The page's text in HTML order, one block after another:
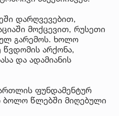
დარღვევებით,
მოქცევით, რუსეთი
გარემოს. ხოლო
არქონა,
და ადამიანის
ფუნდამენტურ
ბოლო წლებში მიღებული